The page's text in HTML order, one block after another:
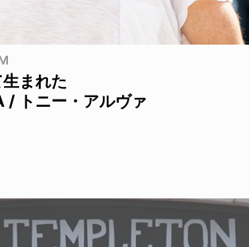
まれた
/ トニー・アルヴァ